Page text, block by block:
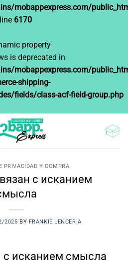
mobappexpress.com/
6170
property
is deprecated in
mobappexpress.com/
shipping-
fields/class-acf-field-group.php
PRIVACIDAD Y COMPRA
с исканием
2025 BY FRANKIE LENCERIA
с исканием смысла